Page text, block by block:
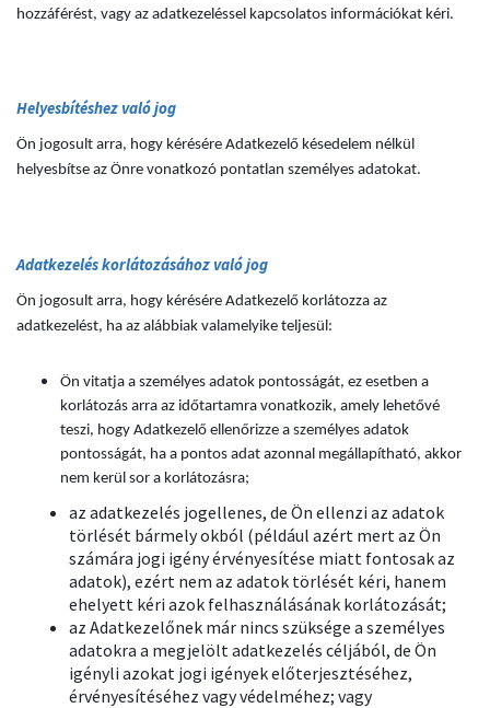
hozzáférést, vagy az adatkezeléssel kapcsolatos információkat kéri.
Helyesbítéshez való jog
Ön jogosult arra, hogy kérésére Adatkezelő késedelem nélkül
helyesbítse az Önre vonatkozó pontatlan személyes adatokat.
Adatkezelés korlátozásához való jog
Ön jogosult arra, hogy kérésére Adatkezelő korlátozza az
adatkezelést, ha az alábbiak valamelyike teljesül:
Ön vitatja a személyes adatok pontosságát, ez esetben a
korlátozás arra az időtartamra vonatkozik, amely lehetővé
teszi, hogy Adatkezelő ellenőrizze a személyes adatok
pontosságát, ha a pontos adat azonnal megállapítható, akkor
nem kerül sor a korlátozásra;
az adatkezelés jogellenes, de Ön ellenzi az adatok
törlését bármely okból (például azért mert az Ön
számára jogi igény érvényesítése miatt fontosak az
adatok), ezért nem az adatok törlését kéri, hanem
ehelyett kéri azok felhasználásának korlátozását;
az Adatkezelőnek már nincs szüksége a személyes
adatokra a megjelölt adatkezelés céljából, de Ön
igényli azokat jogi igények előterjesztéséhez,
érvényesítéséhez vagy védelméhez; vagy